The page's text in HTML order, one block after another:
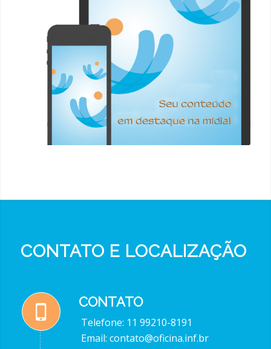
CONTATO E LOCALIZAÇÃO
CONTATO
Telefone: 11 99210-8191
Email: contato@oficina.inf.br